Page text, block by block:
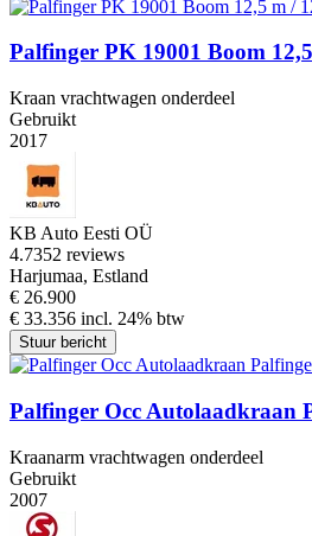
Palfinger PK 19001 Boom
Kraan vrachtwagen onderdeel
Gebruikt
2017
KB Auto Eesti OÜ
4.7352 reviews
Harjumaa, Estland
€ 26.900
€ 33.356 incl. 24% btw
Stuur bericht
Palfinger Occ Autolaadkraan
Kraanarm vrachtwagen onderdeel
Gebruikt
2007